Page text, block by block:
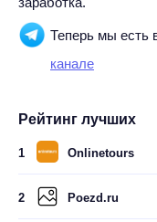
Теперь мы есть
канале
Рейтинг лучших
1 Onlinetours
2 Poezd.ru